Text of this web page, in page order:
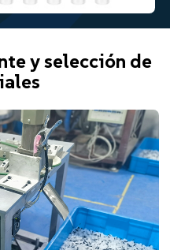
y selección de